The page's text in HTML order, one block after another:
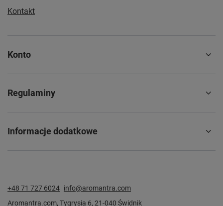
Kontakt
Konto
Regulaminy
Informacje dodatkowe
+48 71 727 6024 info@aromantra.com
Aromantra.com, Tygrysia 6, 21-040 Świdnik